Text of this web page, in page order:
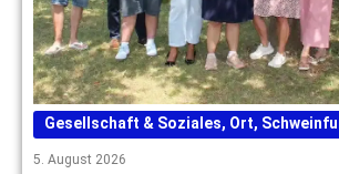
Gesellschaft & Soziales, Ort,
5. August 2026